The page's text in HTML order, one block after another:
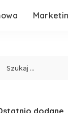
dodane